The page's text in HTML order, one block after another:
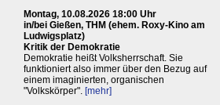
Montag, 10.08.2026 18:00 Uhr
in/bei Gießen, THM (ehem. Roxy-Kino am
Ludwigsplatz)
Kritik der Demokratie
Demokratie heißt Volksherrschaft. Sie
funktioniert also immer über den Bezug auf
einem imaginierten, organischen
"Volkskörper". [mehr]